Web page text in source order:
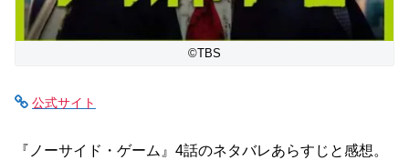
©TBS
公式サイト
『ノーサイド・ゲーム』4話のネタバレあらすじと感想。